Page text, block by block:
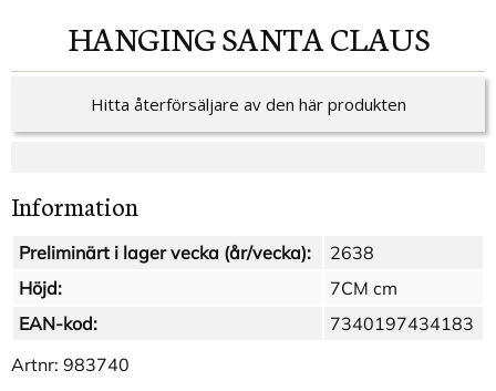
HANGING SANTA CLAUS
Hitta återförsäljare av den här produkten
Information
Preliminärt i lager vecka (år/vecka):
2638
Höjd:
7CM cm
EAN-kod:
7340197434183
Artnr: 983740